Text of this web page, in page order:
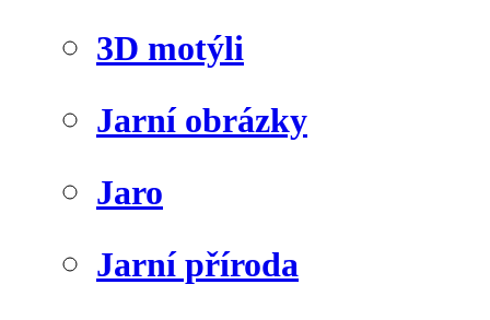
3D motýli
Jarní obrázky
Jaro
Jarní příroda